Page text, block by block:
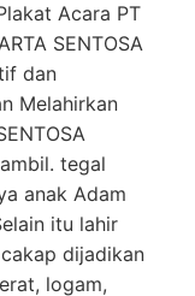
Acara PT
SENTOSA
dan
Melahirkan
tegal
anak Adam
itu lahir
dijadikan
logam,